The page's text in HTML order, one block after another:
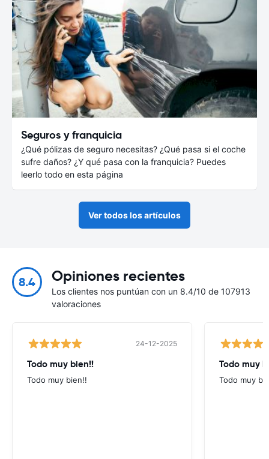
Seguros y franquicia
¿Qué pólizas de seguro necesitas? ¿Qué pasa si el coche
sufre daños? ¿Y qué pasa con la franquicia? Puedes
leerlo todo en esta página
Ver todos los artículos
8.4 Opiniones recientes
Los clientes nos puntúan con un 8.4/10 de 107913
valoraciones
24-12-2025
Todo muy bien!!
Todo muy bien!!
Todo muy
Todo muy